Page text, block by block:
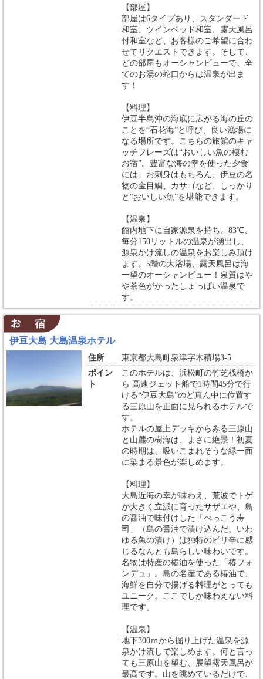
【部屋】
部屋は6タイプあり、スタンダード
和室、ツインベッド和室、露天風呂
付和室など、お客様のご希望に合わ
せてリクエストできます。そして、
どの部屋もオーシャンビューで、全
てのお湯の蛇口からは温泉が出ま
す！
【料理】
伊豆半島沖の海底に広がる海の丘の
ことを“石花海”と呼び、良い漁場に
なる場所です。こちらの旅館のキャ
ッチフレーズは“おいしい魚の棲む
お宿”。豊富な海の幸を使った夕食
には、お刺身はもちろん、伊豆の名
物の金目鯛、カサゴなど、しっかり
と“おいしい魚”を堪能できます。
【温泉】
館内地下に自家源泉を持ち、83℃、
毎分150リットルの温泉が湧出し、
源泉かけ流しの温泉をお楽しみ頂け
ます。5階の大浴場、露天風呂は海
一望のオーシャンビュー！泉質はや
や茶色がかったしょっぱい温泉で
す。
伊豆大島 大島温泉ホテル
住所
東京都大島町泉津字木積場3-5
ポイン
ト
このホテルは、浜松町の竹芝桟橋か
ら 高速ジェット船で1時間45分で行
ける“伊豆大島”のど真ん中に位置す
る三原山を正面に見られるホテルで
す。
ホテルの屋上デッキからみる三原山
と山麓の樹海は、まさに絶景！初夏
の時期は、吸いこまれそうな緑一面
に染まる景色が楽しめます。
【料理】
大島近海の幸が味わえ、荒波でトゲ
が大きく立派に育ったサザエや、島
の醤油で味付けした「べっこう寿
司」（島の醤油で漬け込んだ、いわ
ゆる魚の漬け）は独特のピリ辛に感
じるなんとも島らしい味わいです。
名物は特産の椿油を使った「椿フォ
ンデュ」。島の名産である椿油で、
海鮮を自分で揚げる料理がとっても
ユニーク。ここでしか味わえない料
理です。
【温泉】
地下300ｍから掘り上げた温泉を源
泉かけ流しで楽しめます。何と言っ
ても三原山を望む、展望露天風呂が
最高です。山を眺めているだけで、